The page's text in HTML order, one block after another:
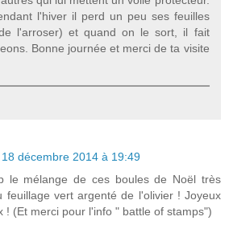
l'hiver il perd un peu ses feuilles
l'arroser) et quand on le sort, il fait
Bonne journée et merci de ta visite
18 décembre 2014 à 19:49
le mélange de ces boules de Noël très
feuillage vert argenté de l'olivier ! Joyeux
! (Et merci pour l'info " battle of stamps")